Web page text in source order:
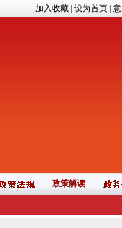
加入收藏 设为首页
政策解读